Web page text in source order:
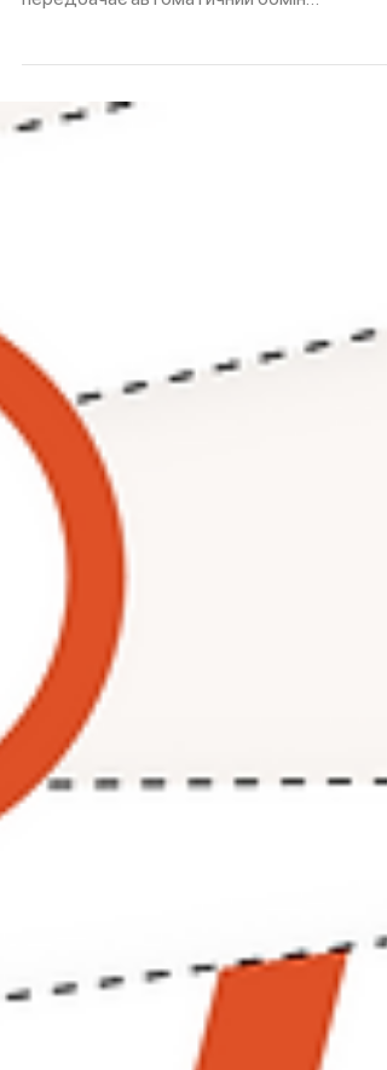
частиною Багатосторонньої угоди CRS,
інформацією про фінансові...